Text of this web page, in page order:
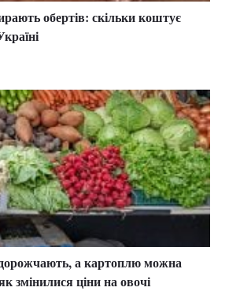
обертів: скільки коштує
а картоплю можна
змінилися ціни на овочі